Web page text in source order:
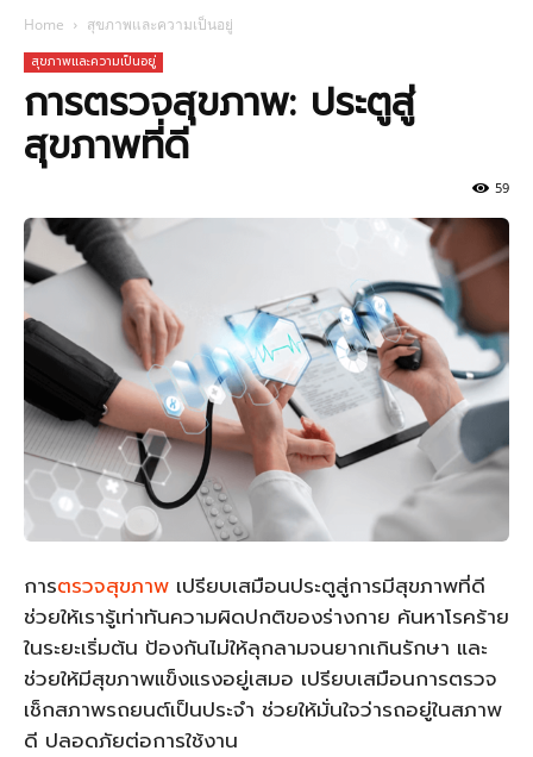
Home สุขภาพและความเป็นอยู่
สุขภาพและความเป็นอยู่
การตรวจสุขภาพ: ประตูสู่
สุขภาพที่ดี
59
การตรวจสุขภาพ เปรียบเสมือนประตูสู่การมีสุขภาพที่ดี
ช่วยให้เรารู้เท่าทันความผิดปกติของร่างกาย ค้นหาโรคร้าย
ในระยะเริ่มต้น ป้องกันไม่ให้ลุกลามจนยากเกินรักษา และ
ช่วยให้มีสุขภาพแข็งแรงอยู่เสมอ เปรียบเสมือนการตรวจ
เช็กสภาพรถยนต์เป็นประจำ ช่วยให้มั่นใจว่ารถอยู่ในสภาพ
ดี ปลอดภัยต่อการใช้งาน